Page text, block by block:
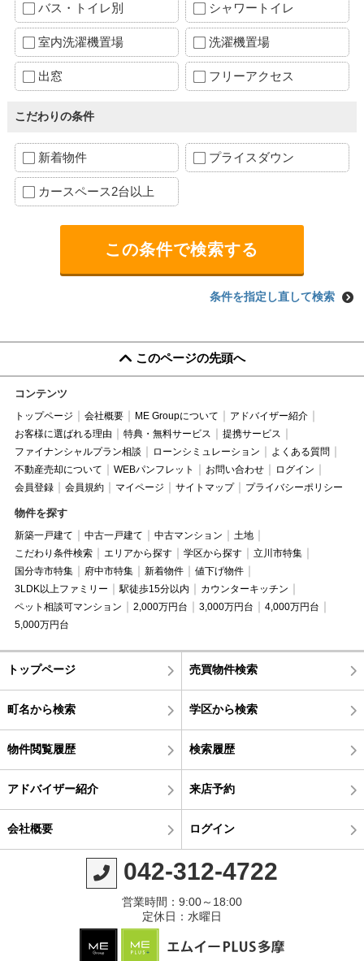
バス・トイレ別 シャワートイレ
室内洗濯機置場 洗濯機置場
出窓 フリーアクセス
こだわりの条件
新着物件 プライスダウン
カースペース2台以上
条件を指定し直して検索
このページの先頭へ
コンテンツ
トップページ 会社概要 ME Groupについて
アドバイザー紹介
お客様に選ばれる理由
特典・無料サービス
提携サービス
ファイナンシャルプラン相談
ローンシミュレーション
よくある質問
不動産売却について
WEBパンフレット お問い合わせ
ログイン
会員登録
会員規約 マイページ サイトマップ プライバシーポリシー
物件を探す
新築一戸建て 中古一戸建て 中古マンション
土地
こだわり条件検索
エリアから探す 学区から探す
立川市特集
国分寺市特集
府中市特集 新着物件
値下げ物件
3LDK以上ファミリー
駅徒歩15分以内
カウンターキッチン
ペット相談可マンション
2,000万円台 3,000万円台
4,000万円台
5,000万円台
トップページ 売買物件検索
町名から検索 学区から検索
物件閲覧履歴 検索履歴
アドバイザー紹介 来店予約
会社概要 ログイン
042-312-4722
営業時間：9:00～18:00
定休日：水曜日